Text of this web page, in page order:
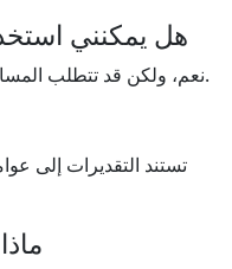
2. هل يمكنني
نعم، ولكن قد تتطلب المساحات التجارية الكبيرة حسابات إضافية.
تستند التقديرات إلى
4.